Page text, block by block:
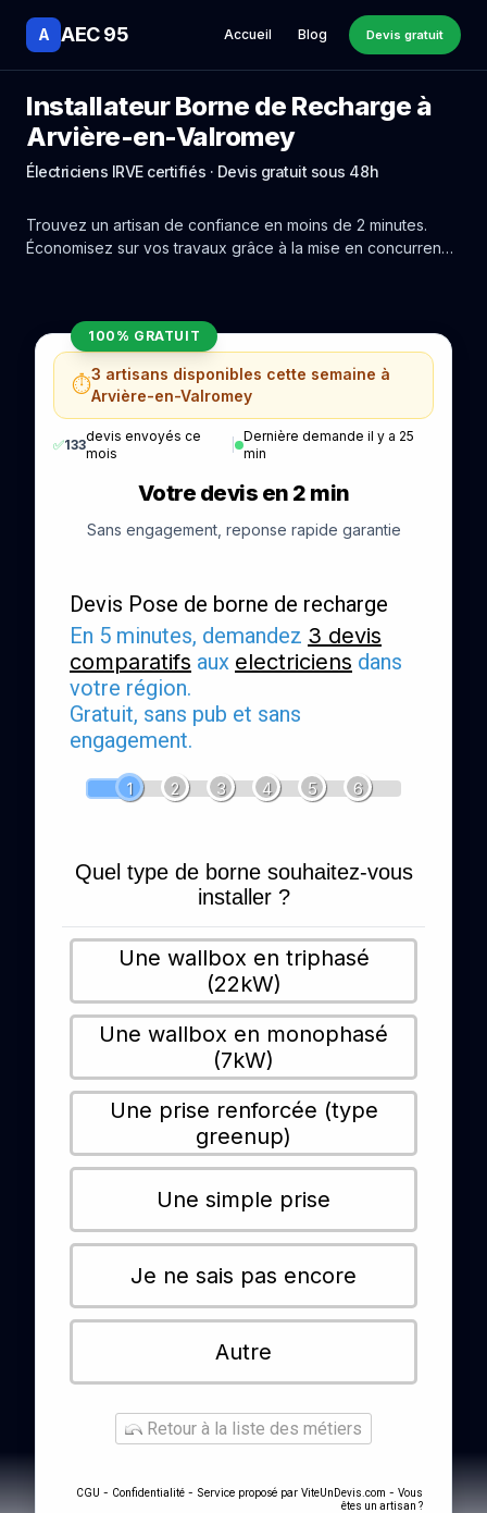
A AEC 95 Accueil Blog Devis gratuit
Installateur Borne de Recharge à
Arvière-en-Valromey
Électriciens IRVE certifiés · Devis gratuit sous 48h
Trouvez un artisan de confiance en moins de 2 minutes.
Économisez sur vos travaux grâce à la mise en concurrence
100% GRATUIT
⏱️3 artisans disponibles cette semaine à
Arvière-en-Valromey
✅133
devis envoyés ce
mois
Dernière demande il y a 25
min
Votre devis en 2 min
Sans engagement, reponse rapide garantie
Devis Pose de borne de recharge
En 5 minutes, demandez 3 devis
comparatifs aux electriciens dans
votre région.
Gratuit, sans pub et sans
engagement.
1 2 3 4 5 6
Quel type de borne souhaitez-vous
installer ?
Une wallbox en triphasé
(22kW)
Une wallbox en monophasé
(7kW)
Une prise renforcée (type
greenup)
Une simple prise
Je ne sais pas encore
Autre
Retour à la liste des métiers
CGU - Confidentialité - Service proposé par ViteUnDevis.com - Vous
êtes un artisan ?